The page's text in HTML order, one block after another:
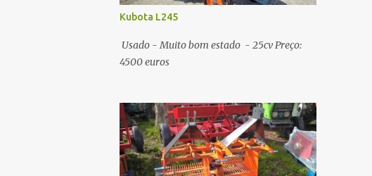
Kubota L245
Usado - Muito bom estado - 25cv Preço:
4500 euros